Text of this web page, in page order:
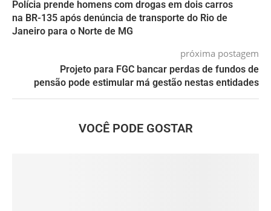
Polícia prende homens com drogas em dois carros
na BR-135 após denúncia de transporte do Rio de
Janeiro para o Norte de MG
próxima postagem
Projeto para FGC bancar perdas de fundos de
pensão pode estimular má gestão nestas entidades
VOCÊ PODE GOSTAR